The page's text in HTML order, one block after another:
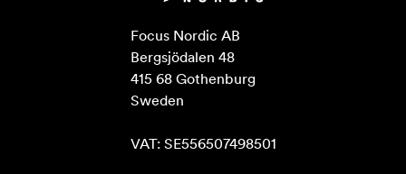
Focus Nordic AB
Bergsjödalen 48
415 68 Gothenburg
Sweden
VAT: SE556507498501